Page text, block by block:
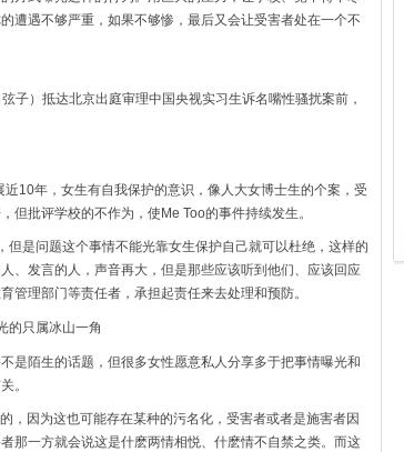
遭遇不够严重，如果不够惨，最后又会让受害者处在一个不
子）抵达北京出庭审理中国央视实习生诉名嘴性骚扰案前，
10年，女生有自我保护的意识，像人大女博士生的个案，受
但批评学校的不作为，使Me Too的事件持续发生。
但是问题这个事情不能光靠女生保护自己就可以杜绝，这样的
、发言的人，声音再大，但是那些应该听到他们、应该回应
管理部门等责任者，承担起责任来去处理和预防。
的只属冰山一角
是陌生的话题，但很多女性愿意私人分享多于把事情曝光和
。
，因为这也可能存在某种的污名化，受害者或者是施害者因
那一方就会说这是什麽两情相悦、什麽情不自禁之类。而这